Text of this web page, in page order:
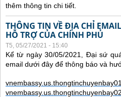
thêm thông tin chi tiết.
THÔNG TIN VỀ ĐỊA CHỈ
HỖ TRỢ CỦA CHÍNH PHỦ
T5, 05/27/2021 - 15:40
Kể từ ngày 30/05/2021, Đại sứ
email dưới đây để thông báo và